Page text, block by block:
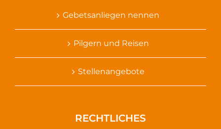
Gebetsanliegen nennen
Pilgern und Reisen
Stellenangebote
RECHTLICHES